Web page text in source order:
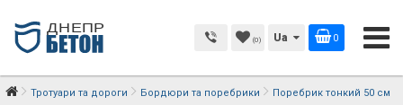
(0) Ua 0
Тротуари та дороги Бордюри та поребрики Поребрик тонкий 50 см